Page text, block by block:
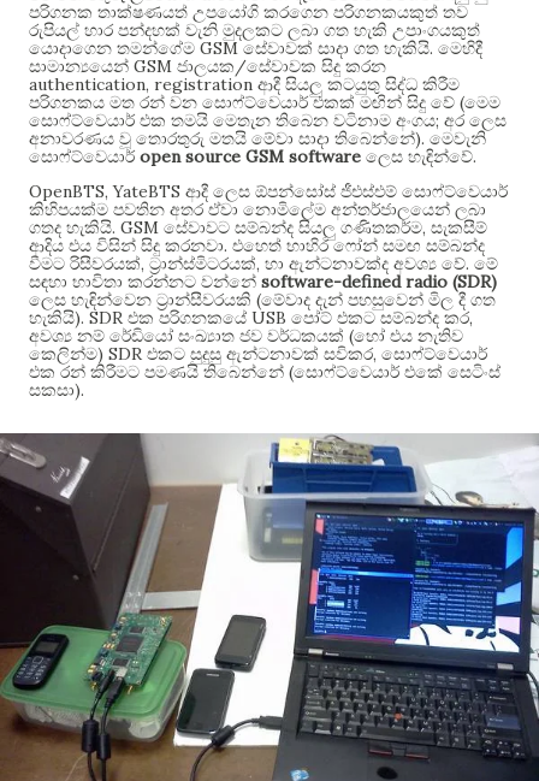
පරිගනක තාක්ෂණයත් උපයෝගි කරගෙන පරිගනකයකුත් තව
රුපියල් හාර පන්දහක් වැනි මුදලකට ලබා ගත හැකි උපාංගයකුත්
යොදාගෙන තමන්ගේම GSMසේවාවක් සාදා ගත හැකියි. මෙහිදී
සාමාන්‍යයෙන් GSM ජාලයක /සේවාවක සිදු කරන
authentication, registration ආදී සියලු කටයුතු සිද්ධ කිරීම
පරිගනකය මත රන් වන සොෆ්ට්වෙයාර් එකක් මඟින් සිදු වේ (මෙම
සොෆ්ට්වෙයාර් එක තමයි මෙතැන තිබෙන වටිනාම අංගය; අර ලෙස
අනාවරණය වූ තොරතුරු මතයි මේවා සාදා තිබෙන්නේ). මෙවැනි
සොෆ්ට්වෙයාර් open source GSM software ලෙස හැඳින්වේ.
OpenBTS, YateBTS ආදී ලෙස ඕපන්සෝස් ජීඑස්එම් සොෆ්ට්වෙයාර්
කිහිපයක්ම පවතින අතර ඒවා නොමිලේම අන්තර්ජාලයෙන් ලබා
ගතද හැකියි. GSM සේවාවට සම්බන්ද සියලු ගණිතකර්ම, සැකසීම්
ආදිය එය විසින් සිදු කරනවා. එහෙත් භාහිර ෆෝන් සමඟ සම්බන්ද
වීමට රිසීවරයක්, ට්‍රාන්ස්මිටරයක්, හා ඇන්ටනාවක්ද අවශ්‍ය වේ. මේ
සඳහා භාවිතා කරන්නට වන්නේ software-defined radio (SDR)
ලෙස හැඳින්වෙන ට්‍රාන්සීවරයකි (මේවාද දැන් පහසුවෙන් මිල දී ගත
හැකියි). SDR එක පරිගනකයේ USB පෝට් එකට සම්බන්ද කර,
අවශ්‍ය නම් රේඩියෝ සංඛ්‍යාත ජව වර්ධකයක් (හෝ එය නැතිව
කෙලින්ම) SDR එකට සුදුසු ඇන්ටනාවක් සවිකර, සොෆ්ට්වෙයාර්
එක රන් කිරීමට පමණයි තිබෙන්නේ (සොෆ්ට්වෙයාර් එකේ සෙටිංස්
සකසා).